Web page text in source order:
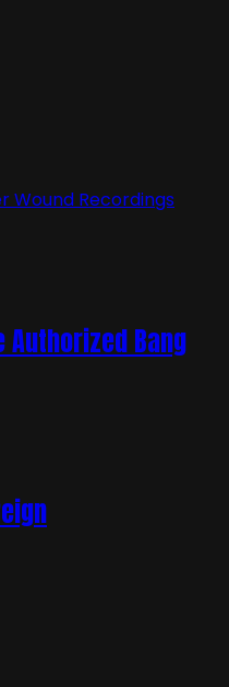
Wound Recordings
Authorized Bang